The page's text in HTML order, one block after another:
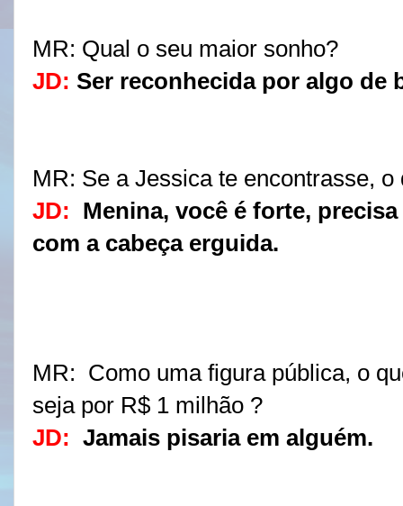
MR: Qual o seu maior sonho?
JD: Ser reconhecida por algo de
MR: Se a Jessica te encontrasse,
JD:
Menina, você é forte,
com a cabeça erguida.
MR:
Como uma figura pública, o
seja por R$ 1 milhão ?
JD: Jamais pisaria em alguém.